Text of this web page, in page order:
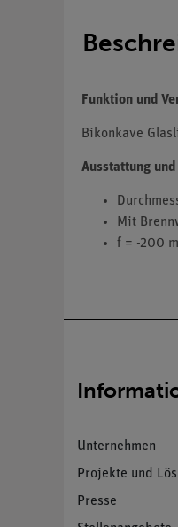
Funktion und
Bikonkave
Ausstattung
Mit
f = -200
Unternehmen
Projekte und
Presse